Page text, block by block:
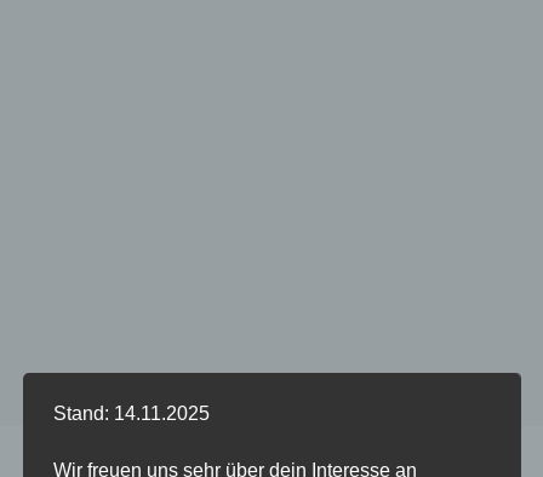
Start / Produkt DUO Case PETROL - Phone Model
Stand: 14.11.2025
Wir freuen uns sehr über dein Interesse an